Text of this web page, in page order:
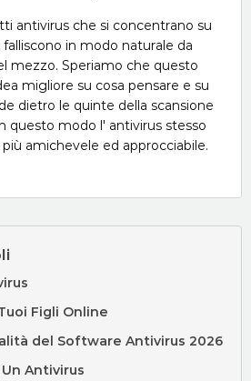
antivirus che si concentrano su
in modo naturale da
mezzo. Speriamo che questo
migliore su cosa pensare e su
dietro le quinte della scansione
questo modo l' antivirus stesso
amichevele ed approcciabile.
Figli Online
del Software Antivirus 2026
Antivirus